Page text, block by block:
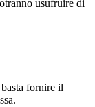
usufruire di
fornire il